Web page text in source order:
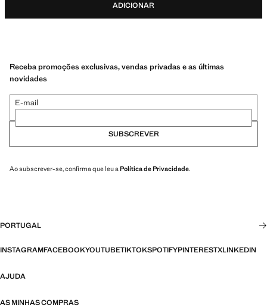
ADICIONAR
Receba promoções exclusivas, vendas privadas e as últimas
novidades
E-mail
SUBSCREVER
Ao subscrever-se, confirma que leu a Política de Privacidade.
PORTUGAL
INSTAGRAMFACEBOOKYOUTUBETIKTOKSPOTIFYPINTERESTXLINKEDIN
AJUDA
AS MINHAS COMPRAS